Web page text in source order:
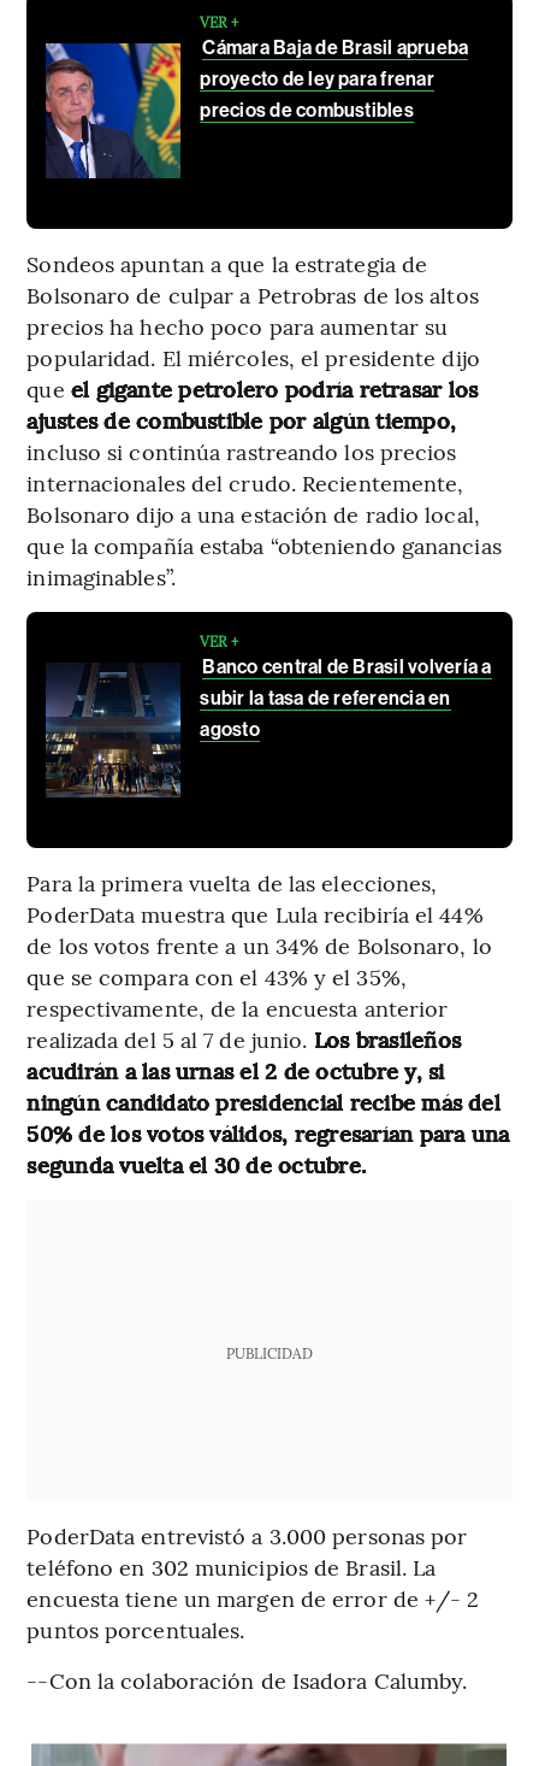
VER +
Cámara Baja de Brasil aprueba
proyecto de ley para frenar
precios de combustibles
Sondeos apuntan a que la estrategia de
Bolsonaro de culpar a Petrobras de los altos
precios ha hecho poco para aumentar su
popularidad. El miércoles, el presidente dijo
que el gigante petrolero podría retrasar los
ajustes de combustible por algún tiempo,
incluso si continúa rastreando los precios
internacionales del crudo. Recientemente,
Bolsonaro dijo a una estación de radio local,
que la compañía estaba “obteniendo ganancias
inimaginables”.
VER +
Banco central de Brasil volvería a
subir la tasa de referencia en
agosto
Para la primera vuelta de las elecciones,
PoderData muestra que Lula recibiría el 44%
de los votos frente a un 34% de Bolsonaro, lo
que se compara con el 43% y el 35%,
respectivamente, de la encuesta anterior
realizada del 5 al 7 de junio. Los brasileños
acudirán a las urnas el 2 de octubre y, si
ningún candidato presidencial recibe más del
50% de los votos válidos, regresarían para una
segunda vuelta el 30 de octubre.
PUBLICIDAD
PoderData entrevistó a 3.000 personas por
teléfono en 302 municipios de Brasil. La
encuesta tiene un margen de error de +/- 2
puntos porcentuales.
--Con la colaboración de Isadora Calumby.